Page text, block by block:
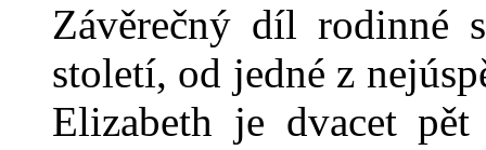
Závěrečný díl rodinné
století, od jedné z
Elizabeth je dvacet